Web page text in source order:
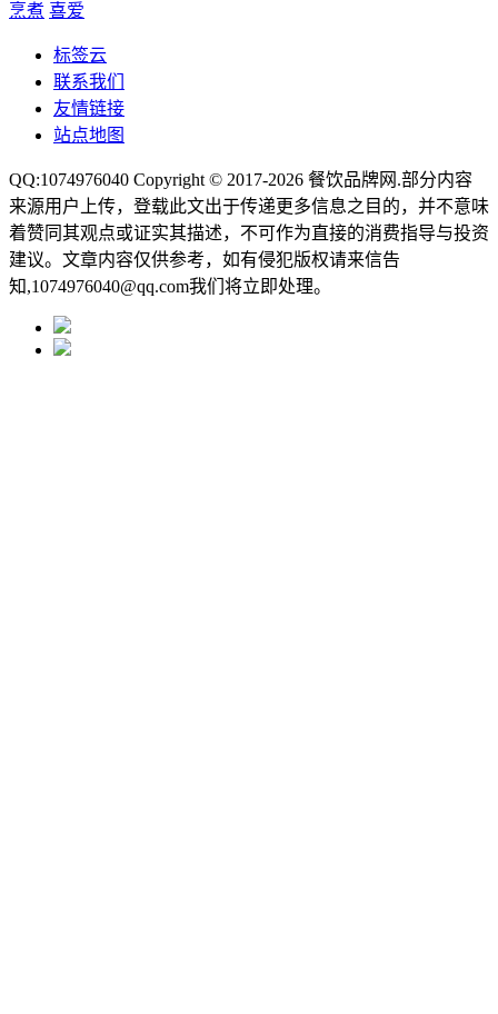
烹煮 喜爱
标签云
联系我们
友情链接
站点地图
QQ:1074976040 Copyright © 2017-2026 餐饮品牌网 .部分内容
来源用户上传，登载此文出于传递更多信息之目的，并不意味
着赞同其观点或证实其描述，不可作为直接的消费指导与投资
建议。文章内容仅供参考，如有侵犯版权请来信告
知,1074976040@qq.com我们将立即处理。